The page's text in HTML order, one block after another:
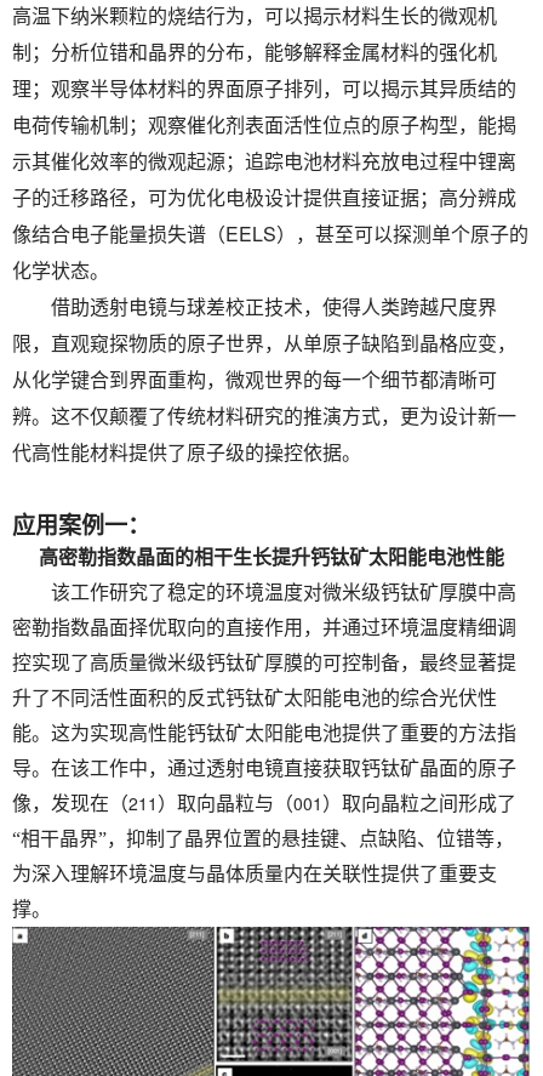
高温下纳米颗粒的烧结行为，可以揭示材料生长的微观机
制；分析位错和晶界的分布，能够解释金属材料的强化机
理；观察半导体材料的界面原子排列，可以揭示其异质结的
电荷传输机制；观察催化剂表面活性位点的原子构型，能揭
示其催化效率的微观起源；追踪电池材料充放电过程中锂离
子的迁移路径，可为优化电极设计提供直接证据；高分辨成
像结合电子能量损失谱（EELS），甚至可以探测单个原子的
化学状态。
借助透射电镜与球差校正技术，使得人类跨越尺度界
限，直观窥探物质的原子世界，从单原子缺陷到晶格应变，
从化学键合到界面重构，微观世界的每一个细节都清晰可
辨。这不仅颠覆了传统材料研究的推演方式，更为设计新一
代高性能材料提供了原子级的操控依据。
应用案例一：
高密勒指数晶面的相干生长提升钙钛矿太阳能电池性能
该工作研究了稳定的环境温度对微米级钙钛矿厚膜中高
密勒指数晶面择优取向的直接作用，并通过环境温度精细调
控实现了高质量微米级钙钛矿厚膜的可控制备，最终显著提
升了不同活性面积的反式钙钛矿太阳能电池的综合光伏性
能。这为实现高性能钙钛矿太阳能电池提供了重要的方法指
导。在该工作中，通过透射电镜直接获取钙钛矿晶面的原子
像，发现在（211 ）取向晶粒与（001 ）取向晶粒之间形成了
“相干晶界”，抑制了晶界位置的悬挂键、点缺陷、位错等，
为深入理解环境温度与晶体质量内在关联性提供了重要支
撑。